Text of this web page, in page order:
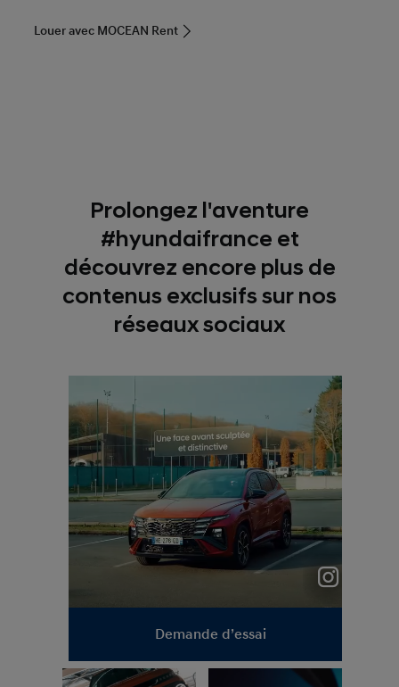
Louer avec MOCEAN Rent
Prolongez l'aventure
#hyundaifrance et
découvrez encore plus de
contenus exclusifs sur nos
réseaux sociaux
Demande d’essai